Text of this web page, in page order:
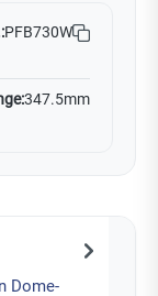
PFB730W
347.5mm
Dome-